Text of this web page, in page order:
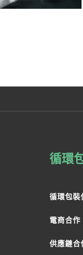
循環
循環包裝
電商合作
供應鏈合